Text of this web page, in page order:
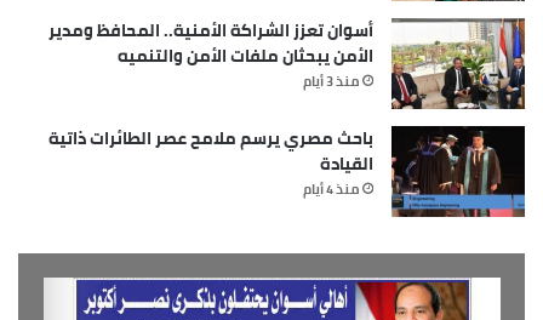
أسوان تعزز الشراكة الأمنية.. المحافظ ومدير
الأمن يبحثان ملفات الأمن والتنميه
منذ 3 أيام
باحث مصري يرسم ملامح عصر الطائرات ذاتية
القيادة
منذ 4 أيام